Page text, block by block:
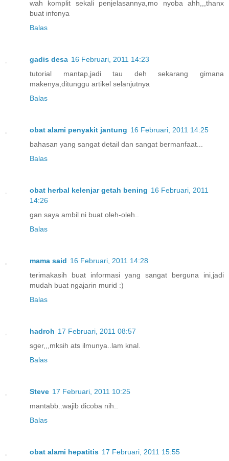
wah komplit sekali penjelasannya,mo nyoba ahh,,,thanx
buat infonya
Balas
gadis desa 16 Februari, 2011 14:23
tutorial mantap,jadi tau deh sekarang gimana
makenya,ditunggu artikel selanjutnya
Balas
obat alami penyakit jantung 16 Februari, 2011 14:25
bahasan yang sangat detail dan sangat bermanfaat...
Balas
obat herbal kelenjar getah bening 16 Februari, 2011
14:26
gan saya ambil ni buat oleh-oleh..
Balas
mama said 16 Februari, 2011 14:28
terimakasih buat informasi yang sangat berguna ini,jadi
mudah buat ngajarin murid :)
Balas
hadroh 17 Februari, 2011 08:57
sger,,,mksih ats ilmunya..lam knal.
Balas
Steve 17 Februari, 2011 10:25
mantabb..wajib dicoba nih..
Balas
obat alami hepatitis 17 Februari, 2011 15:55